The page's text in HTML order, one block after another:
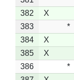
382
X
383
*
384
X
385
X
386
*